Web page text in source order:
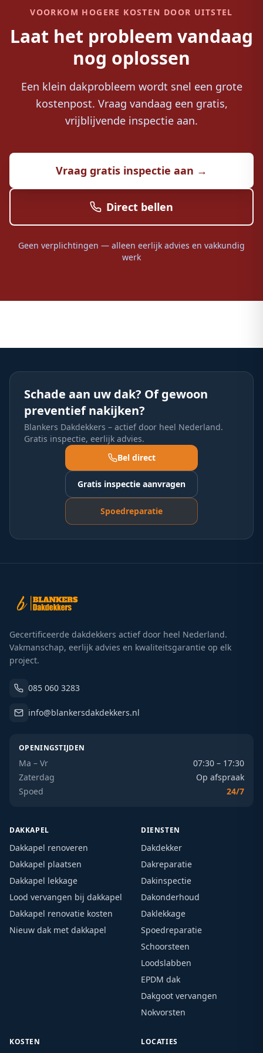
VOORKOM HOGERE KOSTEN DOOR UITSTEL
Laat het probleem vandaag
nog oplossen
Een klein dakprobleem wordt snel een grote
kostenpost. Vraag vandaag een gratis,
vrijblijvende inspectie aan.
Vraag gratis inspectie aan →
Direct bellen
Geen verplichtingen — alleen eerlijk advies en vakkundig
werk
Schade aan uw dak? Of gewoon
preventief nakijken?
Blankers Dakdekkers – actief door heel Nederland.
Gratis inspectie, eerlijk advies.
Bel direct
Gratis inspectie aanvragen
Spoedreparatie
Gecertificeerde dakdekkers actief door heel Nederland.
Vakmanschap, eerlijk advies en kwaliteitsgarantie op elk
project.
085 060 3283
info@blankersdakdekkers.nl
OPENINGSTIJDEN
Ma – Vr
07:30 – 17:30
Zaterdag
Op afspraak
Spoed
24/7
DAKKAPEL
Dakkapel renoveren
Dakkapel plaatsen
Dakkapel lekkage
Lood vervangen bij dakkapel
Dakkapel renovatie kosten
Nieuw dak met dakkapel
DIENSTEN
Dakdekker
Dakreparatie
Dakinspectie
Dakonderhoud
Daklekkage
Spoedreparatie
Schoorsteen
Loodslabben
EPDM dak
Dakgoot vervangen
Nokvorsten
KOSTEN LOCATIES